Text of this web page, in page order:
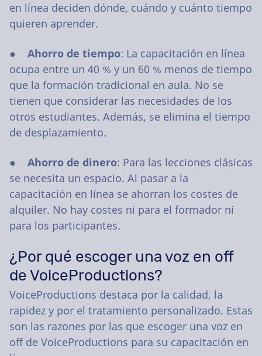
en línea deciden dónde, cuándo y cuánto tiempo
quieren aprender.
● Ahorro de tiempo: La capacitación en línea
ocupa entre un 40 % y un 60 % menos de tiempo
que la formación tradicional en aula. No se
tienen que considerar las necesidades de los
otros estudiantes. Además, se elimina el tiempo
de desplazamiento.
● Ahorro de dinero: Para las lecciones clásicas
se necesita un espacio. Al pasar a la
capacitación en línea se ahorran los costes de
alquiler. No hay costes ni para el formador ni
para los participantes.
¿Por qué escoger una voz en off
de VoiceProductions?
VoiceProductions destaca por la calidad, la
rapidez y por el tratamiento personalizado. Estas
son las razones por las que escoger una voz en
off de VoiceProductions para su capacitación en